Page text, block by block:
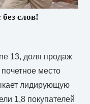
без слов!
13, доля продаж
место
лидирующую
1,8 покупателей